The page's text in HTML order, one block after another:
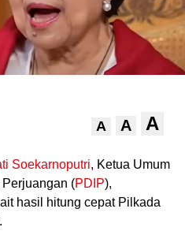
A A A
Soekarnoputri, Ketua Umum
(PDIP),
hasil hitung cepat Pilkada